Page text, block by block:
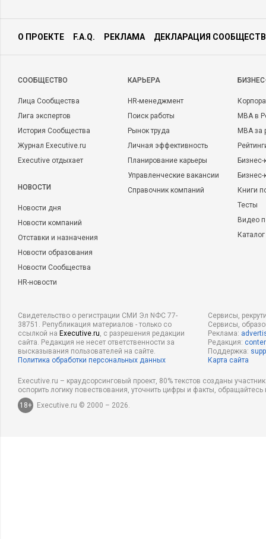
О ПРОЕКТЕ F.A.Q. РЕКЛАМА ДЕКЛАРАЦИЯ
CООБЩЕСТВО
Лица Сообщества
Лига экспертов
История Сообщества
Журнал Executive.ru
Executive отдыхает
НОВОСТИ
Новости дня
Новости компаний
Отставки и назначения
Новости образования
Новости Сообщества
HR-новости
КАРЬЕРА
HR-менеджмент
Поиск работы
Рынок труда
Личная эффективность
Планирование карьеры
Управленческие вакансии
Справочник компаний
MBA в
MBA
Бизнес-
Книги
Тесты
Видео
Свидетельство о регистрации СМИ Эл NФС 77-
38751. Републикация материалов - только со
ссылкой на Executive.ru, с разрешения редакции
сайта. Редакция не несет ответственности за
высказывания пользователей на сайте.
Политика обработки персональных данных
Сервисы,
Сервисы,
Реклама:
Редакция:
Поддержка:
Карта сайта
Executive.ru – краудсорсинговый проект, 80% текстов созданы
оспорить логику повествования, уточнить цифры и факты,
18+
Executive.ru © 2000 – 2026.